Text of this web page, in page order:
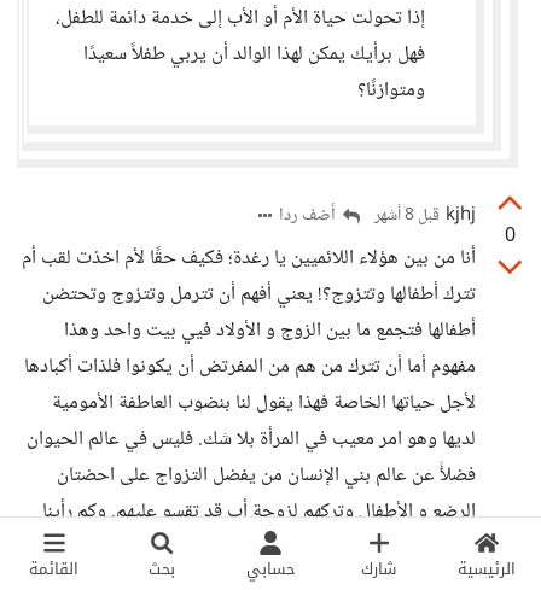
الرئيسية شارك حسابي بحث القائمة
إذا تحولت حياة الأم أو الأب إلى خدمة دائمة للطفل،
فهل برأيك يمكن لهذا الوالد أن يربي طفلاً سعيدًا
ومتوازنًا؟
0
kjhj قبل 8 أشهر أضف ردا
أنا من بين هؤلاء اللائميين يا رغدة؛ فكيف حقًا لأم اخذت لقب أم
تترك أطفالها وتتزوج؟! يعني أفهم أن تترمل وتتزوج وتحتضن
أطفالها فتجمع ما بين الزوج و الأولاد فيي بيت واحد وهذا
مفهوم أما أن تترك من هم من المفرتض أن يكونوا فلذات أكبادها
لأجل حياتها الخاصة فهذا يقول لنا بنضوب العاطفة الأمومية
لديها وهو امر معيب في المرأة بلا شك. فليس في عالم الحيوان
فضلأً عن عالم بني الإنسان من يفضل التزواج على احضتان
الرضع و الأطفال وتركهم لزوجة أب قد تقسو عليهم. وكم رأينا
من زوجات أب ينهين حياة بناء زوجها من امرأة أخرى بطرق